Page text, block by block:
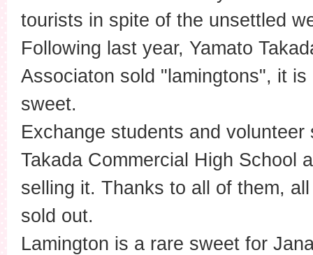
tourists in spite of the unsettled
Following last year, Yamato
Associaton sold "lamingtons", it
sweet.
Exchange students and volunteer
Takada Commercial High School
selling it. Thanks to all of them,
sold out.
Lamington is a rare sweet for